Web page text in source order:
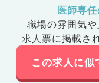
医師専
職場の雰囲気や
求人票に掲載さ
この求人に似